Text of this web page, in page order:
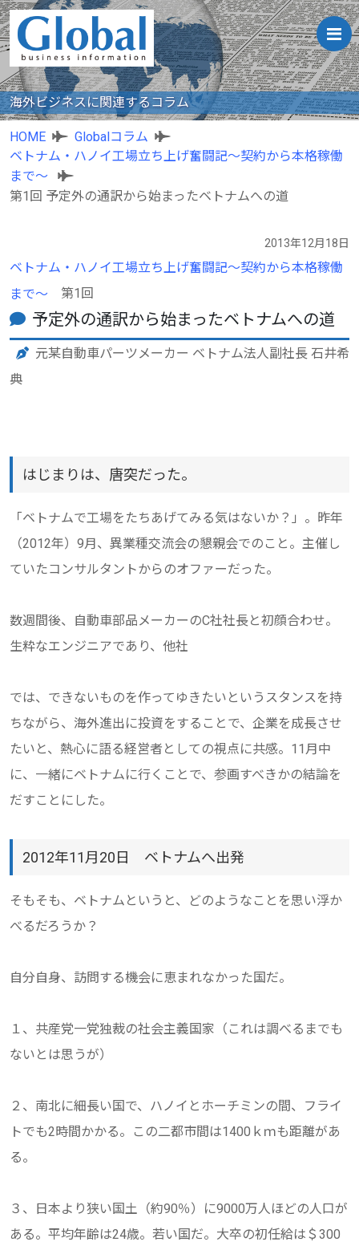
海外ビジネスに関連するコラム
HOME
Globalコラム
ベトナム・ハノイ工場立ち上げ奮闘記〜契約から本格稼働
まで〜
第1回 予定外の通訳から始まったベトナムへの道
2013年12月18日
ベトナム・ハノイ工場立ち上げ奮闘記〜契約から本格稼働
まで〜 第1回
予定外の通訳から始まったベトナムへの道
元某自動車パーツメーカー ベトナム法人副社長 石井希
典
はじまりは、唐突だった。
「ベトナムで工場をたちあげてみる気はないか？」。昨年
（2012年）9月、異業種交流会の懇親会でのこと。主催し
ていたコンサルタントからのオファーだった。
数週間後、自動車部品メーカーのC社社長と初顔合わせ。
生粋なエンジニアであり、他社
では、できないものを作ってゆきたいというスタンスを持
ちながら、海外進出に投資をすることで、企業を成長させ
たいと、熱心に語る経営者としての視点に共感。11月中
に、一緒にベトナムに行くことで、参画すべきかの結論を
だすことにした。
2012年11月20日 ベトナムへ出発
そもそも、ベトナムというと、どのようなことを思い浮か
べるだろうか？
自分自身、訪問する機会に恵まれなかった国だ。
１、共産党一党独裁の社会主義国家（これは調べるまでも
ないとは思うが）
２、南北に細長い国で、ハノイとホーチミンの間、フライ
トでも2時間かかる。この二都市間は1400ｋｍも距離があ
る。
３、日本より狭い国土（約90％）に9000万人ほどの人口が
ある。平均年齢は24歳。若い国だ。大卒の初任給は＄300